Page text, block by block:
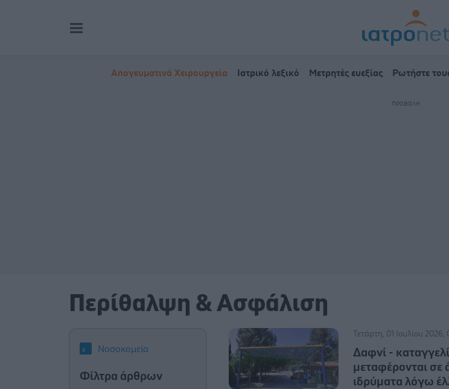
Απογευματινά Χειρουργεία Ιατρικό λεξικό Μετρητές ευεξίας Ρωτήστε
Περίθαλψη & Ασφάλιση
Νοσοκομεία
Φίλτρα άρθρων
Τετάρτη, 01 Ιουλίου 2026,
Δαφνί -
μεταφέρονται σε
ιδρύματα λόγω